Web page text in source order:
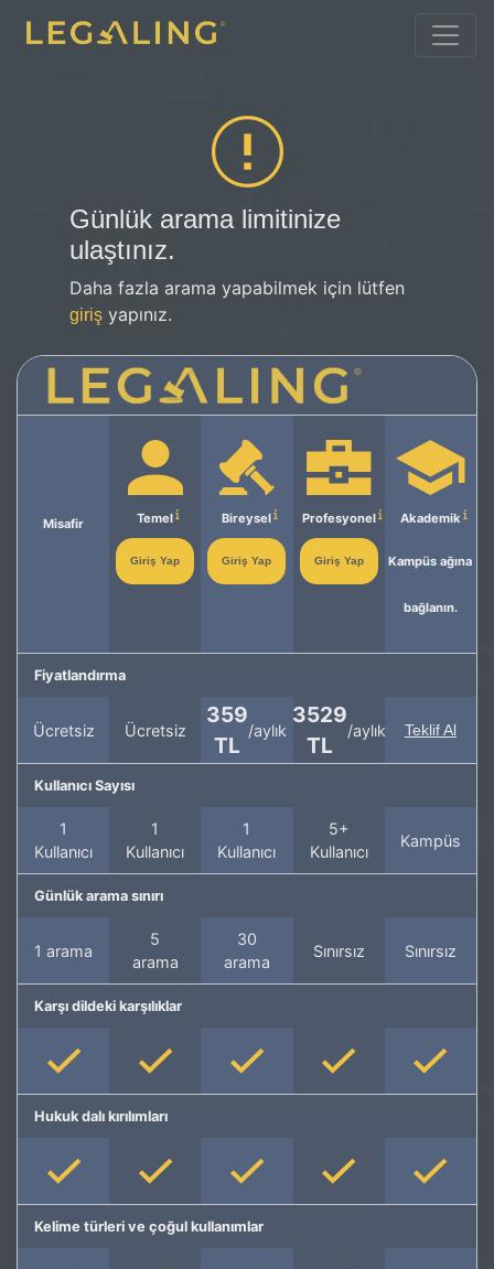
Günlük arama limitinize
ulaştınız.
Daha fazla arama yapabilmek için lütfen
giriş yapınız.
Misafir Temel
Giriş Yap
Bireysel
Giriş Yap
Profesyonel
Giriş Yap
Akademik
Kampüs ağına
bağlanın.
Fiyatlandırma
Ücretsiz Ücretsiz
359
TL
/aylık
3529
TL
/aylık Teklif Al
Kullanıcı Sayısı
1
Kullanıcı
1
Kullanıcı
1
Kullanıcı
5+
Kullanıcı
Kampüs
Günlük arama sınırı
1 arama
5
arama
30
arama
Sınırsız Sınırsız
Karşı dildeki karşılıklar
Hukuk dalı kırılımları
Kelime türleri ve çoğul kullanımlar